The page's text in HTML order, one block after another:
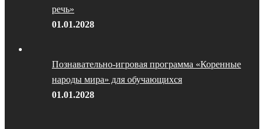
речь»
01.01.2028
Познавательно-игровая программа «Коренные
народы мира» для обучающихся
01.01.2028